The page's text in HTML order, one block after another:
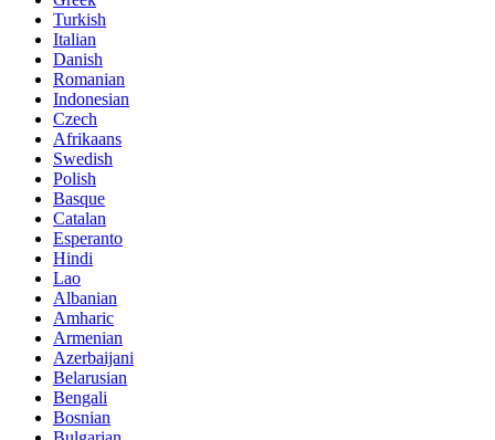
Turkish
Italian
Danish
Romanian
Indonesian
Czech
Afrikaans
Swedish
Polish
Basque
Catalan
Esperanto
Hindi
Lao
Albanian
Amharic
Armenian
Azerbaijani
Belarusian
Bengali
Bosnian